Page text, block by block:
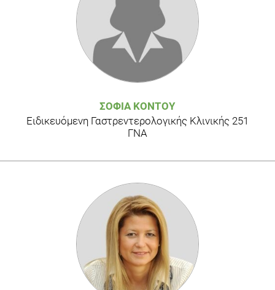
Review article. "Guidelines for the investigation of chronic
diarrhoea 2nd edition". Gut 2003:52 (suppl V):v1-v15
Παθήσεις πεπτικού συστήματος . Από την παθοφυσιολογία
στη θεραπεία.. Αρχιμανδρίτης Α, 1999
Food, Nutrition and Diet Therapy. Krause's, 10th edition.
Αντιμετωπίστε τις διαταραχές του εντέρου. Harvard
ΣΟΦΊΑ ΚΌΝΤΟΥ
Ειδικευόμενη Γαστρεντερολογικής Κλινικής 251
ΓΝΑ